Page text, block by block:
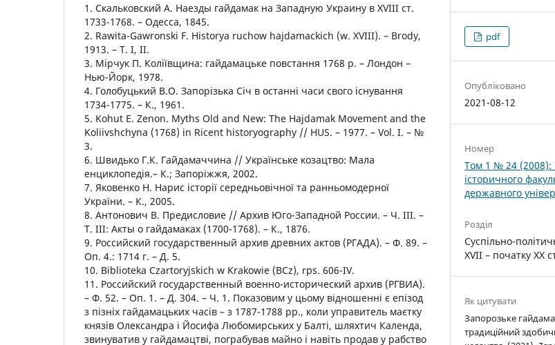
1. Скальковский А. Наезды гайдамак на Западную Украину в XVIII ст.
1733-1768. – Одесса, 1845.
2. Rawita-Gawronski F. Historya ruchow hajdamackich (w. XVIII). – Brody,
1913. – T. I, II.
3. Мірчук П. Коліївщина: гайдамацьке повстання 1768 р. – Лондон –
Нью-Йорк, 1978.
4. Голобуцький В.О. Запорiзька Сiч в останнi часи свого iснування
1734-1775. – К., 1961.
5. Kohut E. Zenon. Myths Old and New: The Hajdamak Movement and the
Koliivshchyna (1768) in Ricent historyography // HUS. – 1977. – Vol. I. – №
3.
6. Швидько Г.К. Гайдамаччина // Українське козацтво: Мала
енциклопедія.– К.; Запоріжжя, 2002.
7. Яковенко Н. Нарис історії середньовічної та ранньомодерної
України. – К., 2005.
8. Антонович В. Предисловие // Архив Юго-Западной России. – Ч. ІІІ. –
Т. ІІІ: Акты о гайдамаках (1700-1768). – К., 1876.
9. Российский государственный архив древних актов (РГАДА). – Ф. 89. –
Оп. 4.: 1714 г. – Д. 5.
10. Biblioteka Czartoryjskich w Krakowie (BCz), rps. 606-IV.
11. Российский государственный военно-исторический архив (РГВИА).
– Ф. 52. – Оп. 1. – Д. 304. – Ч. 1. Показовим у цьому відношенні є епізод
з пізніх гайдамацьких часів – з 1787-1788 рр., коли управитель маєтку
князів Олександра і Йосифа Любомирських у Балті, шляхтич Календа,
звинуватив у гайдамацтві, пограбував майно і навіть продав у рабство
pdf
Опубліковано
2021-08-12
Номер
Том 1 № 24 (2008):
історичного
державного
Розділ
Суспільно-
XVII – початку ХХ
Як цитувати
Запорозьке
традиційний